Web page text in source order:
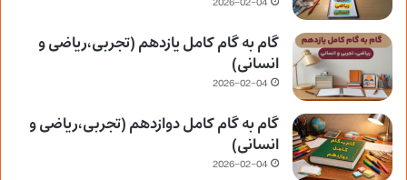
گام به گام کامل یازدهم (تجربی،ریاضی و
انسانی)
2026-02-04
گام به گام کامل دوازدهم (تجربی،ریاضی و
انسانی)
2026-02-04